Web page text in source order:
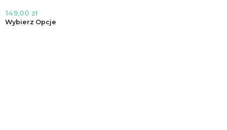
149,00 zł
Wybierz Opcje